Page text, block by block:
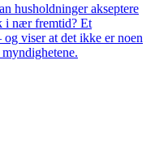
husholdninger akseptere
i nær fremtid? Et
viser at det ikke er noen